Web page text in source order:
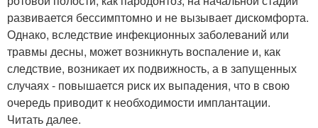
развивается бессимптомно и не вызывает дискомфорта.
Однако, вследствие инфекционных заболеваний или
травмы десны, может возникнуть воспаление и, как
следствие, возникает их подвижность, а в запущенных
случаях - повышается риск их выпадения, что в свою
очередь приводит к необходимости имплантации.
Читать далее.